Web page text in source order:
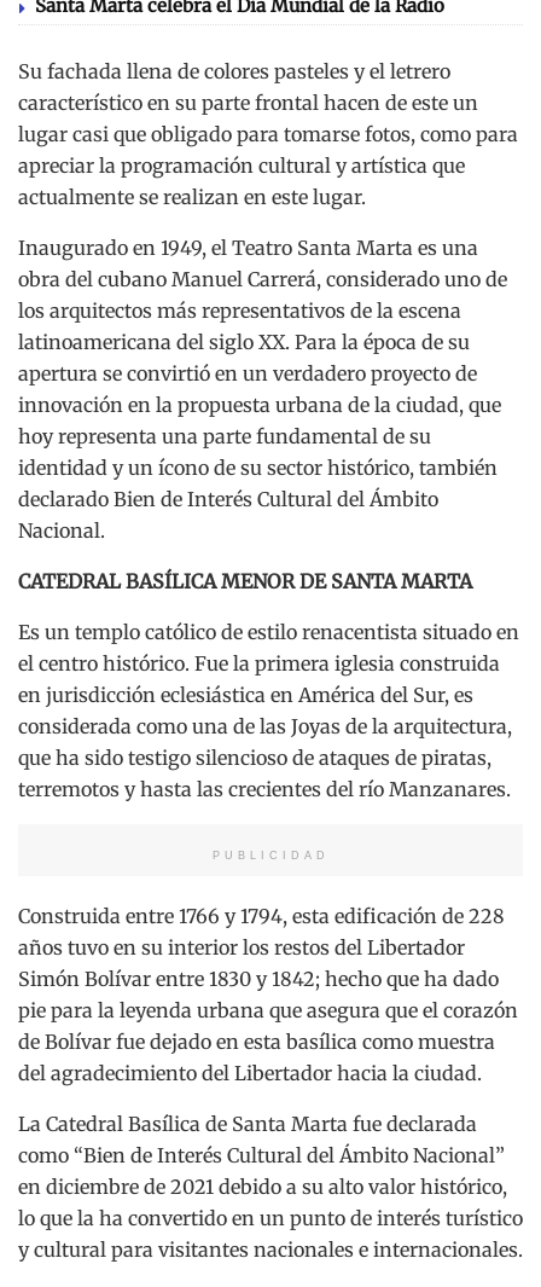
Santa Marta celebra el Día Mundial de la Radio
Su fachada llena de colores pasteles y el letrero
característico en su parte frontal hacen de este un
lugar casi que obligado para tomarse fotos, como para
apreciar la programación cultural y artística que
actualmente se realizan en este lugar.
Inaugurado en 1949, el Teatro Santa Marta es una
obra del cubano Manuel Carrerá, considerado uno de
los arquitectos más representativos de la escena
latinoamericana del siglo XX. Para la época de su
apertura se convirtió en un verdadero proyecto de
innovación en la propuesta urbana de la ciudad, que
hoy representa una parte fundamental de su
identidad y un ícono de su sector histórico, también
declarado Bien de Interés Cultural del Ámbito
Nacional.
CATEDRAL BASÍLICA MENOR DE SANTA MARTA
Es un templo católico de estilo renacentista situado en
el centro histórico. Fue la primera iglesia construida
en jurisdicción eclesiástica en América del Sur, es
considerada como una de las Joyas de la arquitectura,
que ha sido testigo silencioso de ataques de piratas,
terremotos y hasta las crecientes del río Manzanares.
PUBLICIDAD
Construida entre 1766 y 1794, esta edificación de 228
años tuvo en su interior los restos del Libertador
Simón Bolívar entre 1830 y 1842; hecho que ha dado
pie para la leyenda urbana que asegura que el corazón
de Bolívar fue dejado en esta basílica como muestra
del agradecimiento del Libertador hacia la ciudad.
La Catedral Basílica de Santa Marta fue declarada
como “Bien de Interés Cultural del Ámbito Nacional”
en diciembre de 2021 debido a su alto valor histórico,
lo que la ha convertido en un punto de interés turístico
y cultural para visitantes nacionales e internacionales.